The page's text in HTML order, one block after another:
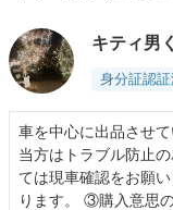
キティ男
身分証認
車を中心に出品させ
当方はトラブル防止
ては現車確認をお願
ります。 ③購入意思